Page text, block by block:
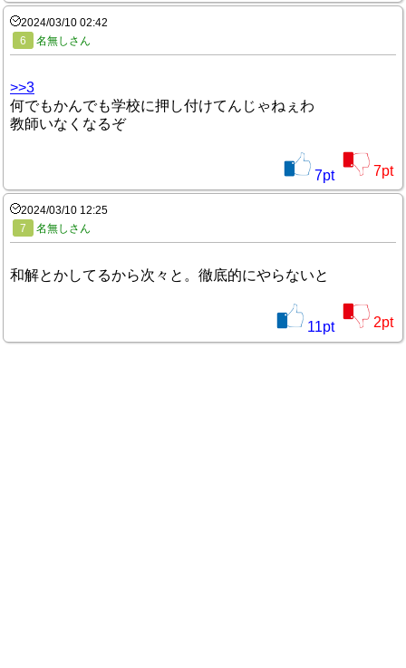
2024/03/10 02:42
6
名無しさん
>>3
何でもかんでも学校に押し付けてんじゃねぇわ
教師いなくなるぞ
7pt 7pt
2024/03/10 12:25
7
名無しさん
和解とかしてるから次々と。徹底的にやらないと
11pt 2pt